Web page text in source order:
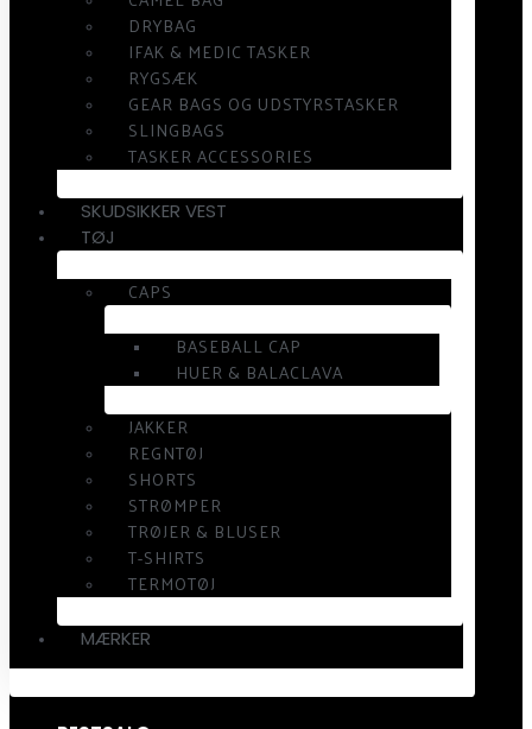
DRYBAG
IFAK & MEDIC TASKER
RYGSÆK
GEAR BAGS OG UDSTYRSTASKER
SLINGBAGS
TASKER ACCESSORIES
SKUDSIKKER VEST
TØJ
CAPS
BASEBALL CAP
HUER & BALACLAVA
JAKKER
REGNTØJ
SHORTS
STRØMPER
TRØJER & BLUSER
T-SHIRTS
TERMOTØJ
MÆRKER